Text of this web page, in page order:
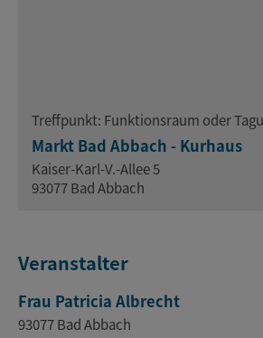
Treffpunkt: Funktionsraum oder
Markt Bad Abbach - Kurhaus
Kaiser-Karl-V.-Allee 5
93077 Bad Abbach
Veranstalter
Frau Patricia Albrecht
93077 Bad Abbach